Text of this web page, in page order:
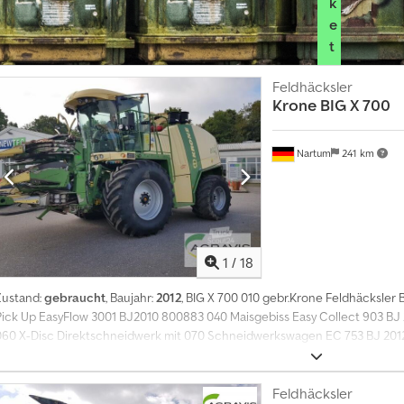
e
t
a
u
s
w
ä
t
z
t
i
n
f
1 / 18
Nartum 241 km
Feldhäcksler
Krone BIG X 700
gebraucht, Baujahr: 2012, BIG X 700 010 gebr.Krone
Up EasyFlow 3001 BJ2010 800883 040 Maisgebiss Easy Collect 903
X-Disc Direktschneidwerk mit 070 Schneidwerkswagen EC 753 BJ
Feldhäcksler